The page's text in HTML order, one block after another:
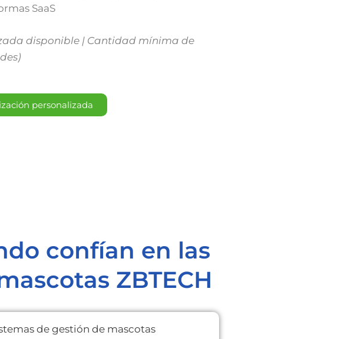
SaaS
disponible | Cantidad mínima de
personalizada
confían en las
ZBTECH
de gestión de mascotas